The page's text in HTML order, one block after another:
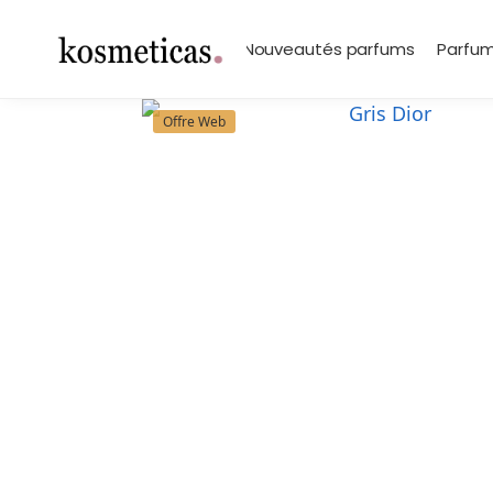
Marques Nouveautés parfums
Search
Offre Web